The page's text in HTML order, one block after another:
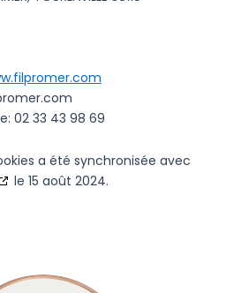
02 33 43 98 69
a été synchronisée avec
le 15 août 2024.